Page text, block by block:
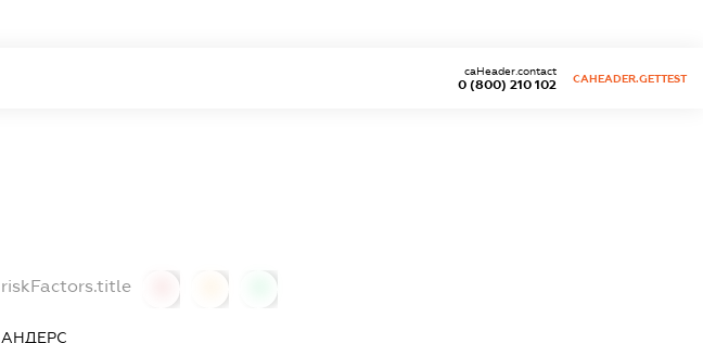
0 (800) 210 102
caHeader.contact
CAHEADER.GETTEST
riskFactors.title
АНДЕРС